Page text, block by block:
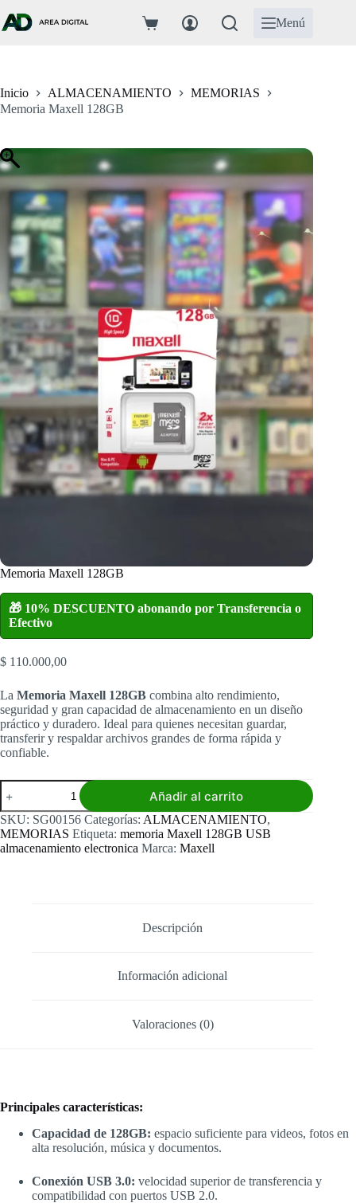
al
contenido
Carro
Menú
Inicio ALMACENAMIENTO
MEMORIAS
Memoria Maxell 128GB
Memoria Maxell 128GB
🎁 10% DESCUENTO abonando por Transferencia o
Efectivo
$ 110.000,00
La Memoria Maxell 128GB combina alto rendimiento,
seguridad y gran capacidad de almacenamiento en un diseño
práctico y duradero. Ideal para quienes necesitan guardar,
transferir y respaldar archivos grandes de forma rápida y
confiable.
Memoria
Maxell
128GB
cantidad
Añadir al carrito
SKU: SG00156 Categorías: ALMACENAMIENTO,
MEMORIAS Etiqueta: memoria Maxell 128GB USB
almacenamiento electronica Marca: Maxell
Descripción
Información adicional
Valoraciones (0)
Principales características:
Capacidad de 128GB: espacio suficiente para videos, fotos en
alta resolución, música y documentos.
Conexión USB 3.0: velocidad superior de transferencia y
compatibilidad con puertos USB 2.0.